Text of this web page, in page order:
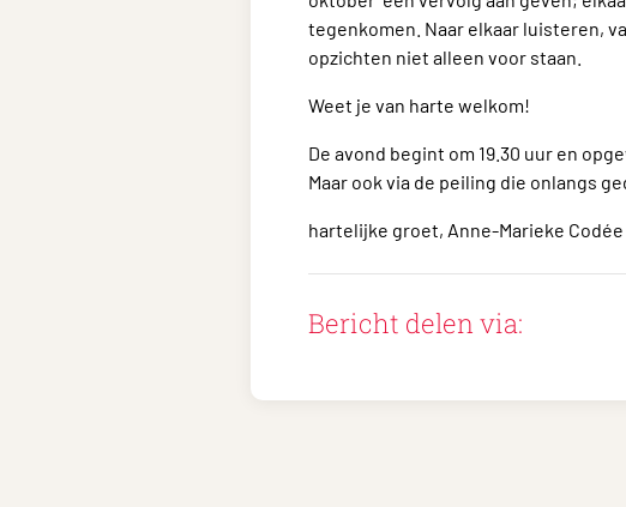
tegenkomen. Naar elkaar luisteren,
opzichten niet alleen voor staan.
Weet je van harte welkom!
De avond begint om 19.30 uur en
Maar ook via de peiling die onlangs
hartelijke groet, Anne-Marieke Codée
Bericht delen via: